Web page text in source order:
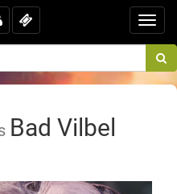
Bad Vilbel